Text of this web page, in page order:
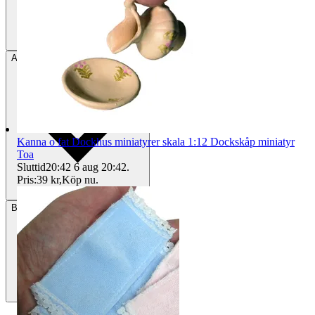
Avhämtning Helsingborg, Sverige
BetalningVia Tradera
Kanna o fat Dockhus miniatyrer skala 1:12 Dockskåp miniatyr
Toa
Sluttid20:42 6 aug 20:42.
Pris:39 kr,Köp nu.